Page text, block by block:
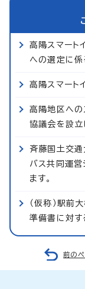
高陽スマート
への選定に係
高陽スマート
高陽地区への
協議会を設立
斉藤国土交通
バス共同運営
ます。
（仮称）駅前
準備書に対す
前の